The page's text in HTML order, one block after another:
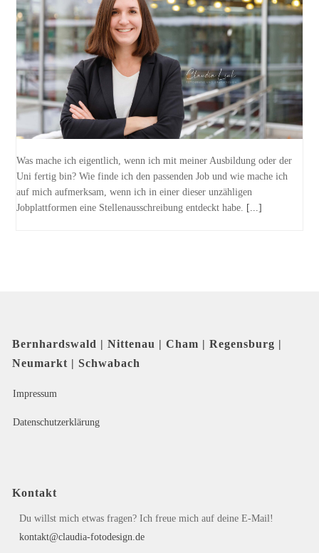
Was mache ich eigentlich, wenn ich mit meiner Ausbildung oder der
Uni fertig bin? Wie finde ich den passenden Job und wie mache ich
auf mich aufmerksam, wenn ich in einer dieser unzähligen
Jobplattformen eine Stellenausschreibung entdeckt habe.
[...]
Bernhardswald | Nittenau | Cham | Regensburg |
Neumarkt | Schwabach
Impressum
Datenschutzerklärung
Kontakt
Du willst mich etwas fragen? Ich freue mich auf deine E-Mail!
kontakt@claudia-fotodesign.de